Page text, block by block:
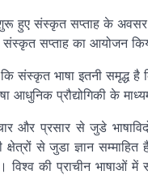
हुए संस्‍कृत सप्‍ताह के अवसर
सप्‍ताह का आयोजन
संस्‍कृत भाषा इतनी समृद्ध
आधुनिक प्रौद्योगिकी के
और प्रसार से जुडे
से जुडा ज्ञान
विश्‍व की प्राचीन